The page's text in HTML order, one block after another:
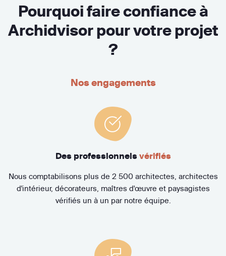
Pourquoi faire confiance à
Archidvisor pour votre projet
?
Nos engagements
Des professionnels vérifiés
Nous comptabilisons plus de 2 500 architectes, architectes
d'intérieur, décorateurs, maîtres d'œuvre et paysagistes
vérifiés un à un par notre équipe.